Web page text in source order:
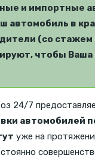
и импортные
автомобиль в
(со стажем
чтобы Ваша
24/7
автомобилей
уже на